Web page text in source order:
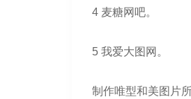
4 麦糖网吧。
5 我爱大图网。
制作唯型和美图片